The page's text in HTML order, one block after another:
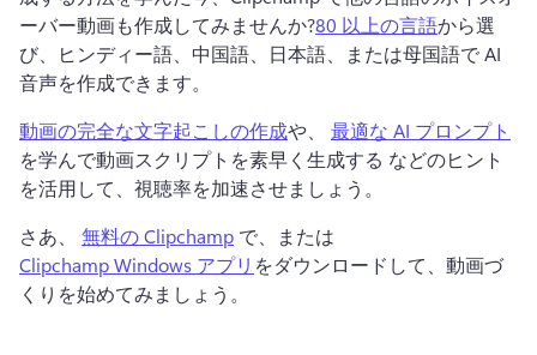
ーバー動画も作成してみませんか?80 以上の言語から選
び、ヒンディー語、中国語、日本語、または母国語で AI
音声を作成できます。
動画の完全な文字起こしの作成や、 最適な AI プロンプト
を学んで動画スクリプトを素早く生成する などのヒント
を活用して、視聴率を加速させましょう。
さあ、 無料の Clipchamp で、または
Clipchamp Windows アプリ をダウンロードして、動画づ
くりを始めてみましょう。